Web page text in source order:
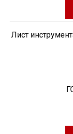
Лист